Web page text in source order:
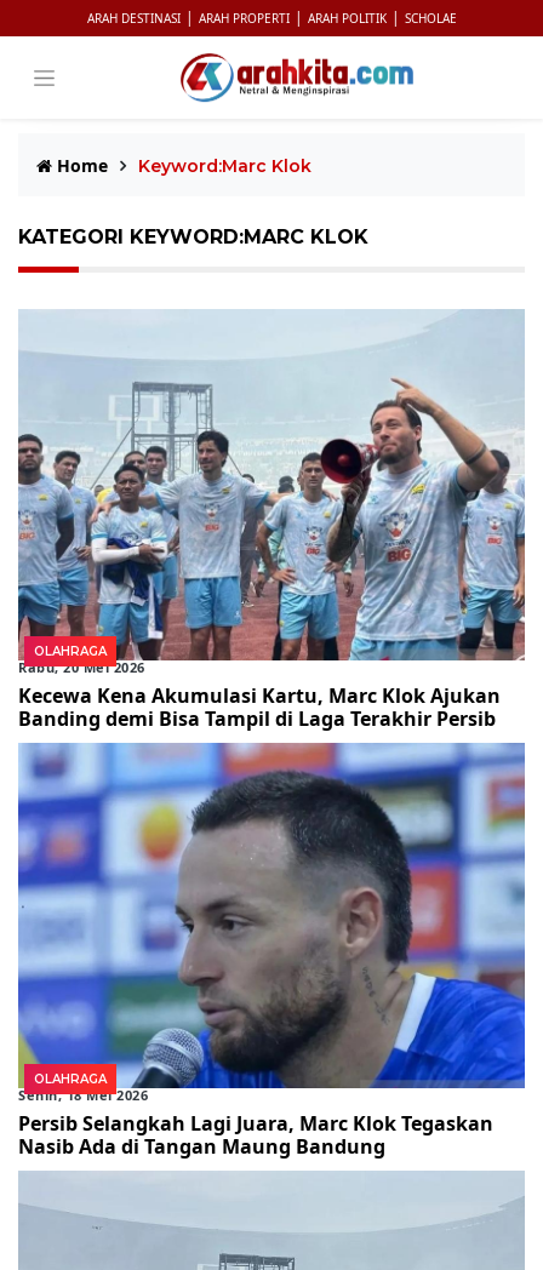
ARAH DESTINASI | ARAH PROPERTI | ARAH POLITIK | SCHOLAE
Home Keyword:Marc Klok
KATEGORI KEYWORD:MARC KLOK
OLAHRAGA
Rabu, 20 Mei 2026
Kecewa Kena Akumulasi Kartu, Marc Klok Ajukan
Banding demi Bisa Tampil di Laga Terakhir Persib
OLAHRAGA
Senin, 18 Mei 2026
Persib Selangkah Lagi Juara, Marc Klok Tegaskan
Nasib Ada di Tangan Maung Bandung